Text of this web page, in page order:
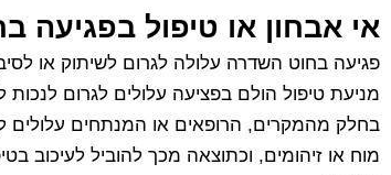
אי אבחון או טיפול בפגיעה
פגיעה בחוט השדרה עלולה לגרום לשיתוק או
מניעת טיפול הולם בפציעה עלולים לגרום לנכות
בחלק מהמקרים, הרופאים או המנתחים עלולים
מוח או זיהומים, וכתוצאה מכך להוביל לעיכוב